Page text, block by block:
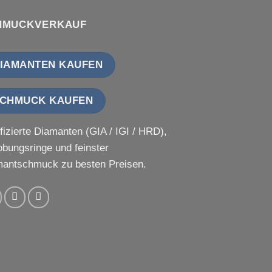
KAUFEN
KAUFEN
Diamanten (GIA / IGI / HRD),
und feinster
zu besten Preisen.